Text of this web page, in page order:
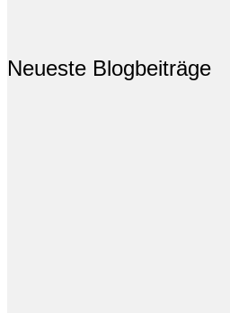
Neueste Blogbeiträge